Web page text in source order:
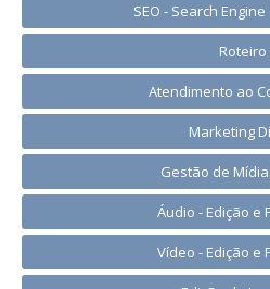
SEO - Search
Roteiro
Atendimento ao
Marketing
Gestão de
Áudio - Edição e
Vídeo - Edição e